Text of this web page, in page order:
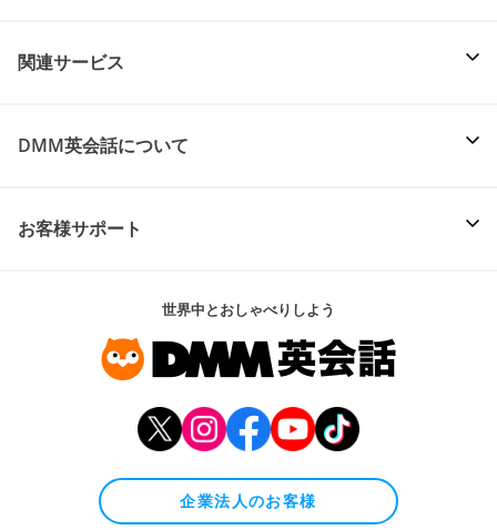
関連サービス
DMM英会話について
お客様サポート
世界中とおしゃべりしよう
企業法人のお客様